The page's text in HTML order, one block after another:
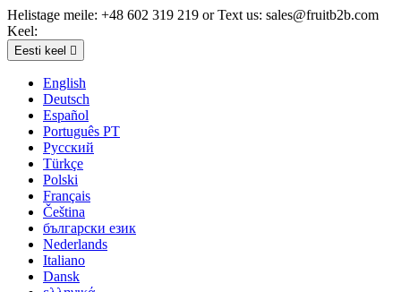
Helistage meile: +48 602 319 219 or Text us: sales@fruitb2b.com
Keel:
Eesti keel 
English
Deutsch
Español
Português PT
Русский
Türkçe
Polski
Français
Čeština
български език
Nederlands
Italiano
Dansk